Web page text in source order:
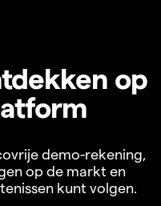
op
demo-rekening,
op de markt en
kunt volgen.